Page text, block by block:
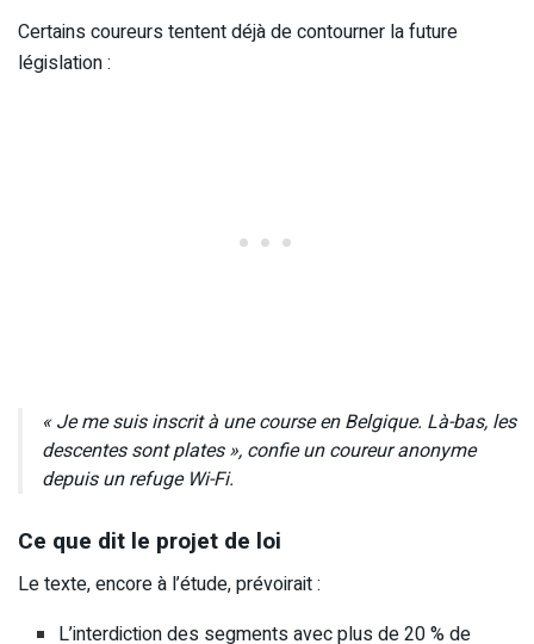
Certains coureurs tentent déjà de contourner la future
législation :
« Je me suis inscrit à une course en Belgique. Là-bas, les
descentes sont plates », confie un coureur anonyme
depuis un refuge Wi-Fi.
Ce que dit le projet de loi
Le texte, encore à l’étude, prévoirait :
L’interdiction des segments avec plus de 20 % de